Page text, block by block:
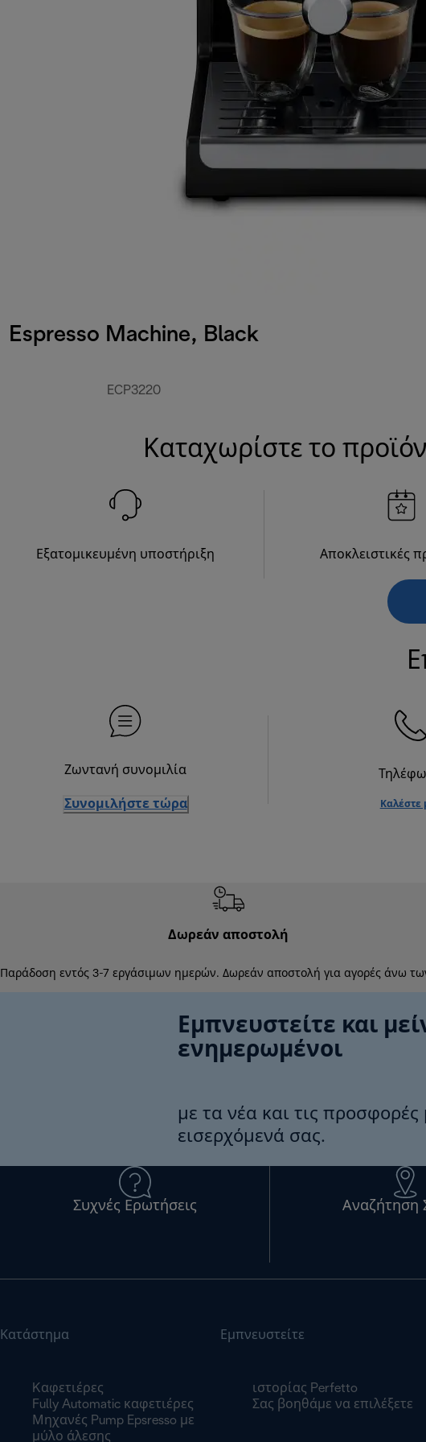
Espresso Machine, Black
ECP3220
Καταχωρίστε το
Εξατομικευμένη υποστήριξη Αποκλειστικές
Ζωντανή συνομιλία
Συνομιλήστε τώρα Καλέστε
Δωρεάν αποστολή
Παράδοση εντός 3-7 εργάσιμων ημερών. Δωρεάν αποστολή για αγορές άνω
Εμπνευστείτε και
ενημερωμένοι
με τα νέα και τις
εισερχόμενά σας.
Συχνές Ερωτήσεις Αναζήτηση
Κατάστημα
Kαφετιέρες
Fully Automatic καφετιέρες
Μηχανές Pump Epsresso με
μύλο άλεσης
Εμπνευστείτε
ιστορίας Perfetto
Σας βοηθάμε να επιλέξετε